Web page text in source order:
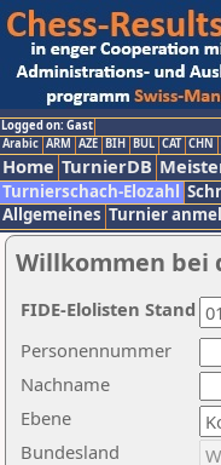
Logged on: Gast
Arabic ARM AZE BIH BUL CAT CHN
Home TurnierDB
Turnierschach-Elozahl
Allgemeines Turnier
Willkommen bei
Nachname
Ebene
Personennummer
Bundesland
FIDE-Elolisten Stand